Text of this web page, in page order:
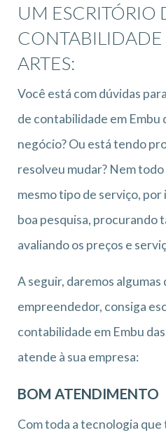
UM ESCRITÓRIO
ARTES:
Você está com dúvidas
de contabilidade em Embu
negócio? Ou está tendo
resolveu mudar? Nem
mesmo tipo de serviço, por
boa pesquisa, procurando
avaliando os preços e
A seguir, daremos algumas
empreendedor, consiga
contabilidade em Embu
atende à sua empresa:
BOM ATENDIMENTO
Com toda a tecnologia